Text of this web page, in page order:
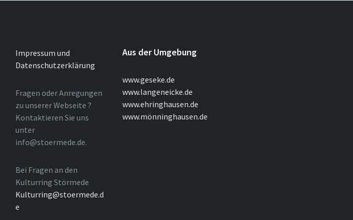
Impressum und
Datenschutzerklärung
Fragen oder Anregungen
zu unserer Webseite ?
Kontaktieren Sie uns
unter
info@stoermede.de.
Bei Fragen an den
Kulturring Störmede
Kulturring@stoermede.d
e
Aus der Umgebung
www.geseke.de
www.langeneicke.de
www.ehringhausen.de
www.mönninghausen.de